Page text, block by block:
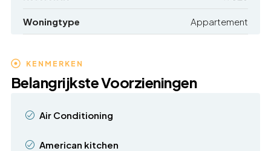
Woningtype Appartement
KENMERKEN
Belangrijkste Voorzieningen
Air Conditioning
American kitchen